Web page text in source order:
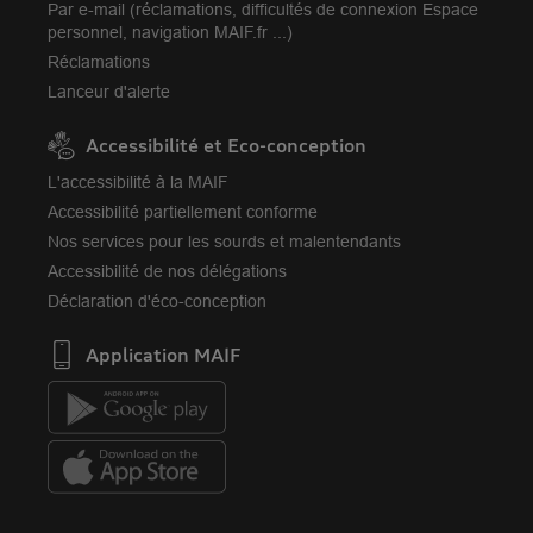
Par e-mail (réclamations, difficultés de connexion Espace
personnel, navigation MAIF.fr ...)
Réclamations
Lanceur d'alerte
Accessibilité et Eco-conception
L'accessibilité à la MAIF
Accessibilité partiellement conforme
Nos services pour les sourds et malentendants
Accessibilité de nos délégations
Déclaration d'éco-conception
Application MAIF